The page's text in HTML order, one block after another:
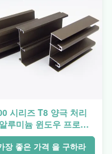
시리즈 T8 양극 처리
루미늄 윈도우 프로파
코팅되어서 가루가 됩
장 좋은 가격 을 구하라